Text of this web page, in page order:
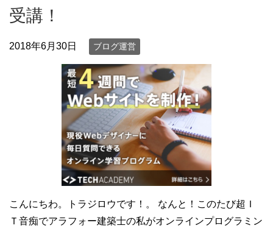
受講！
2018年6月30日 ブログ運営
こんにちわ。トラジロウです！。 なんと！このたび超Ｉ
Ｔ音痴でアラフォー建築士の私がオンラインプログラミン